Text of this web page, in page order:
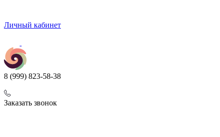
Личный кабинет
8 (999) 823-58-38
Заказать звонок